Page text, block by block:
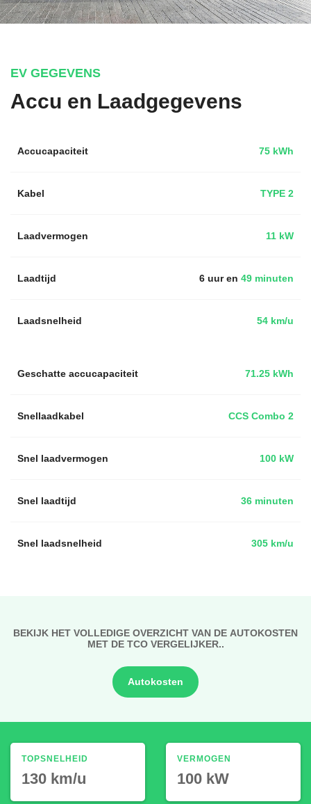
EV GEGEVENS
Accu en Laadgegevens
Accucapaciteit 75 kWh
Kabel TYPE 2
Laadvermogen 11 kW
Laadtijd 6 uur en 49 minuten
Laadsnelheid 54 km/u
71.25 kWh
Geschatte accucapaciteit
Snellaadkabel CCS Combo 2
Snel laadvermogen 100 kW
Snel laadtijd 36 minuten
Snel laadsnelheid 305 km/u
BEKIJK HET VOLLEDIGE OVERZICHT VAN DE AUTOKOSTEN
MET DE TCO VERGELIJKER..
Autokosten
TOPSNELHEID
130 km/u
VERMOGEN
100 kW